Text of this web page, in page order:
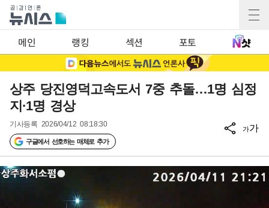
메인 랭킹 섹션 포토
상주 당진영덕고속도서 7중 추돌…1명 심정
지·1명 경상
기사등록 2026/04/12 08:18:30
구글에서 선호하는 매체로 추가
가가